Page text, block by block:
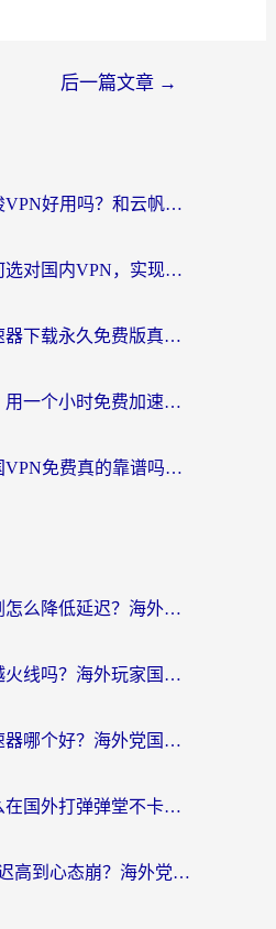
后一篇文章 →
海外党必看：穿梭VPN好用吗？和云帆VPN对比哪个回国效果更好？附真实测评+避坑指南
海外党必看：如何选对国内VPN，实现无缝访问国内资源？
海外党必看：加速器下载永久免费版真的存在吗？教你无缝访问国内资源的正确姿势
海外党自救指南：用一个小时免费加速器，轻松打破国内资源访问壁垒？
海外党必看：中国VPN免费真的靠谱吗？手把手教你选对回国加速器
国外玩流星蝴蝶剑怎么降低延迟？海外党必看的加速秘籍（含欧洲鸣潮&彩虹岛优化攻略）
在国外也能玩穿越火线吗？海外玩家国服游戏畅玩终极指南
美国率土之滨加速器哪个好？海外党国服游戏畅玩终极指南（附多游戏解决方案）
海外党必看：怎么在国外打弹弹堂不卡？番茄加速器亲测指南
英国崩坏学园2延迟高到心态崩？海外党国服游戏加速终极指南